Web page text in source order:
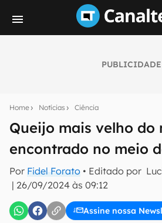
PUBLICIDADE
Home Notícias Ciência
Queijo mais velho do
encontrado no meio
Por Fidel Forato • Editado por
| 26/09/2024 às 09:12
Assine nossa
notícias e reviews sobre
mão.
E-mail